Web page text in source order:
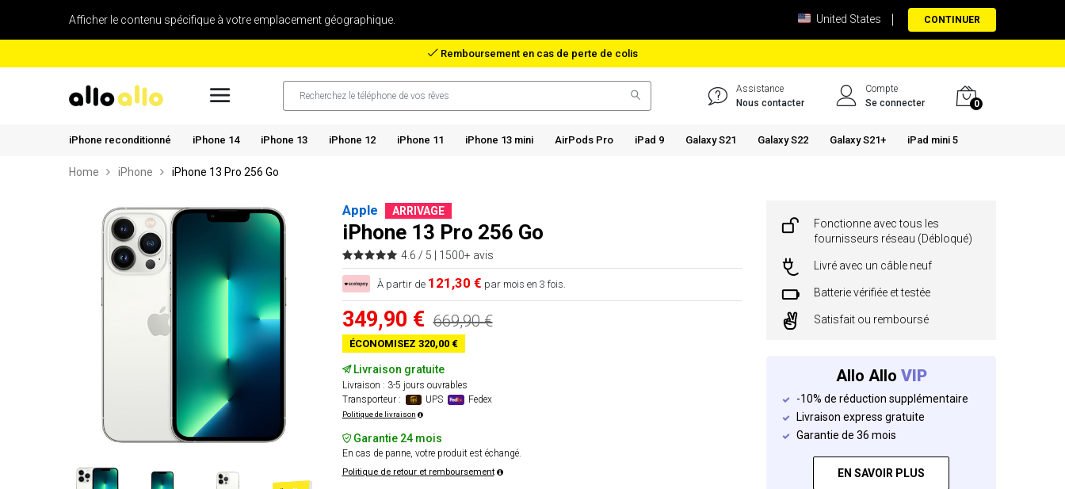
Afficher le contenu spécifique à votre emplacement géographique. United States CONTINUER
Remboursement en cas de perte de colis
Assistance
Nous contacter
Compte
Se connecter
0
iPhone reconditionné iPhone 14 iPhone 13 iPhone 12 iPhone 11 iPhone 13 mini AirPods Pro iPad 9 Galaxy S21 Galaxy S22 Galaxy S21+ iPad mini 5
Home iPhone iPhone 13 Pro 256 Go
Apple ARRIVAGE
iPhone 13 Pro 256 Go
4.6 / 5 | 1500+ avis
À partir de 121,30 € par mois en 3 fois.
349,90 € 669,90 €
ÉCONOMISEZ 320,00 €
Livraison gratuite
Livraison : 3-5 jours ouvrables
Transporteur :
UPS Fedex
Politique de livraison
Garantie 24 mois
En cas de panne, votre produit est échangé.
Politique de retour et remboursement
Fonctionne avec tous les
fournisseurs réseau (Débloqué)
Livré avec un câble neuf
Batterie vérifiée et testée
Satisfait ou remboursé
Allo Allo VIP
-10% de réduction supplémentaire
Livraison express gratuite
Garantie de 36 mois
EN SAVOIR PLUS